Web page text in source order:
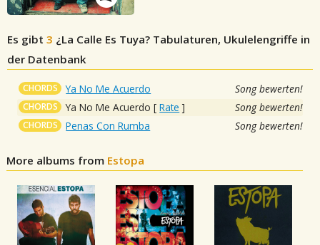
Es gibt 3 ¿La Calle Es Tuya? Tabulaturen, Ukulelengriffe in
der Datenbank
CHORDS Ya No Me Acuerdo Song bewerten!
CHORDS Ya No Me Acuerdo [Rate ] Song bewerten!
CHORDS Penas Con Rumba Song bewerten!
More albums from Estopa